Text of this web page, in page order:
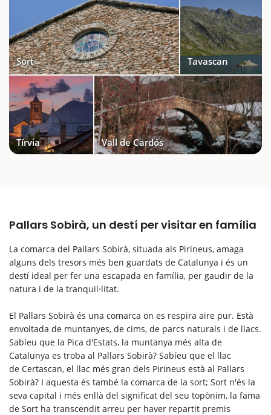
Sort Tavascan
Tírvia Vall de Cardós
Pallars Sobirà, un destí per visitar en família
La comarca del Pallars Sobirà, situada als Pirineus, amaga
alguns dels tresors més ben guardats de Catalunya i és un
destí ideal per fer una escapada en família, per gaudir de la
natura i de la tranquil·litat.
El Pallars Sobirà és una comarca on es respira aire pur. Està
envoltada de muntanyes, de cims, de parcs naturals i de llacs.
Sabíeu que la Pica d'Estats, la muntanya més alta de
Catalunya es troba al Pallars Sobirà? Sabíeu que el llac
de Certascan, el llac més gran dels Pirineus està al Pallars
Sobirà? I aquesta és també la comarca de la sort; Sort n'és la
seva capital i més enllà del significat del seu topònim, la fama
de Sort ha transcendit arreu per haver repartit premis